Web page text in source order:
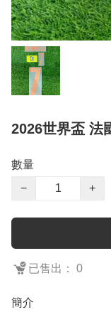
2026世界盃 法
數量
−
+
已售出： 0
簡介